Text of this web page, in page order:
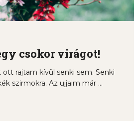
csokor virágot!
rajtam kívül senki sem. Senki
szirmokra. Az ujjaim már ...